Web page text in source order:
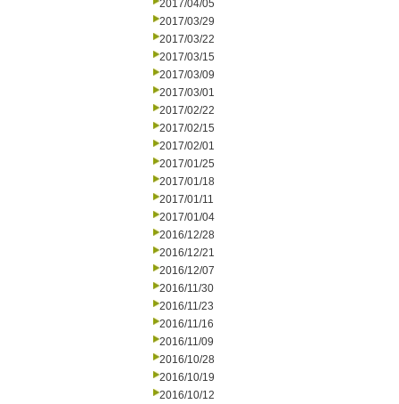
2017/04/05
2017/03/29
2017/03/22
2017/03/15
2017/03/09
2017/03/01
2017/02/22
2017/02/15
2017/02/01
2017/01/25
2017/01/18
2017/01/11
2017/01/04
2016/12/28
2016/12/21
2016/12/07
2016/11/30
2016/11/23
2016/11/16
2016/11/09
2016/10/28
2016/10/19
2016/10/12